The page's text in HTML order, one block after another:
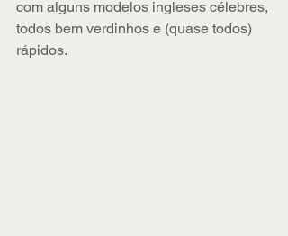
com alguns modelos ingleses célebres,
todos bem verdinhos e (quase todos)
rápidos.